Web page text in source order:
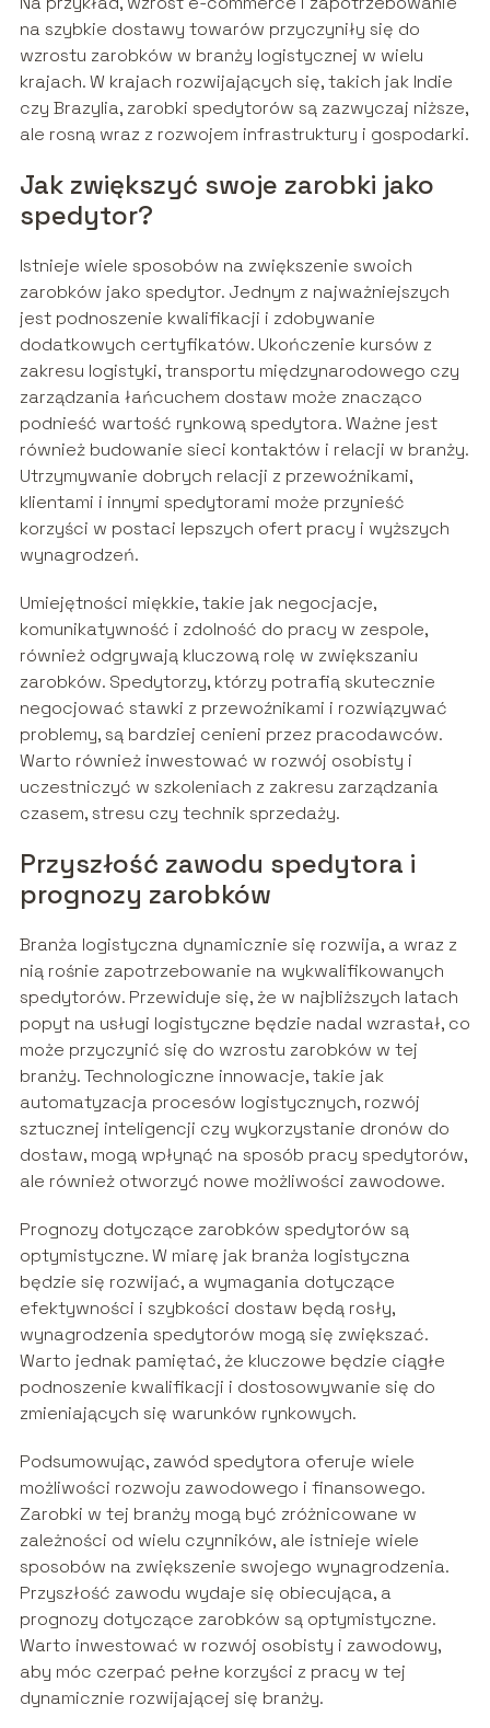
na szybkie dostawy towarów przyczyniły się do
wzrostu zarobków w branży logistycznej w wielu
krajach. W krajach rozwijających się, takich jak Indie
czy Brazylia, zarobki spedytorów są zazwyczaj niższe,
ale rosną wraz z rozwojem infrastruktury i gospodarki.
Jak zwiększyć swoje zarobki jako
spedytor?
Istnieje wiele sposobów na zwiększenie swoich
zarobków jako spedytor. Jednym z najważniejszych
jest podnoszenie kwalifikacji i zdobywanie
dodatkowych certyfikatów. Ukończenie kursów z
zakresu logistyki, transportu międzynarodowego czy
zarządzania łańcuchem dostaw może znacząco
podnieść wartość rynkową spedytora. Ważne jest
również budowanie sieci kontaktów i relacji w branży.
Utrzymywanie dobrych relacji z przewoźnikami,
klientami i innymi spedytorami może przynieść
korzyści w postaci lepszych ofert pracy i wyższych
wynagrodzeń.
Umiejętności miękkie, takie jak negocjacje,
komunikatywność i zdolność do pracy w zespole,
również odgrywają kluczową rolę w zwiększaniu
zarobków. Spedytorzy, którzy potrafią skutecznie
negocjować stawki z przewoźnikami i rozwiązywać
problemy, są bardziej cenieni przez pracodawców.
Warto również inwestować w rozwój osobisty i
uczestniczyć w szkoleniach z zakresu zarządzania
czasem, stresu czy technik sprzedaży.
Przyszłość zawodu spedytora i
prognozy zarobków
Branża logistyczna dynamicznie się rozwija, a wraz z
nią rośnie zapotrzebowanie na wykwalifikowanych
spedytorów. Przewiduje się, że w najbliższych latach
popyt na usługi logistyczne będzie nadal wzrastał, co
może przyczynić się do wzrostu zarobków w tej
branży. Technologiczne innowacje, takie jak
automatyzacja procesów logistycznych, rozwój
sztucznej inteligencji czy wykorzystanie dronów do
dostaw, mogą wpłynąć na sposób pracy spedytorów,
ale również otworzyć nowe możliwości zawodowe.
Prognozy dotyczące zarobków spedytorów są
optymistyczne. W miarę jak branża logistyczna
będzie się rozwijać, a wymagania dotyczące
efektywności i szybkości dostaw będą rosły,
wynagrodzenia spedytorów mogą się zwiększać.
Warto jednak pamiętać, że kluczowe będzie ciągłe
podnoszenie kwalifikacji i dostosowywanie się do
zmieniających się warunków rynkowych.
Podsumowując, zawód spedytora oferuje wiele
możliwości rozwoju zawodowego i finansowego.
Zarobki w tej branży mogą być zróżnicowane w
zależności od wielu czynników, ale istnieje wiele
sposobów na zwiększenie swojego wynagrodzenia.
Przyszłość zawodu wydaje się obiecująca, a
prognozy dotyczące zarobków są optymistyczne.
Warto inwestować w rozwój osobisty i zawodowy,
aby móc czerpać pełne korzyści z pracy w tej
dynamicznie rozwijającej się branży.